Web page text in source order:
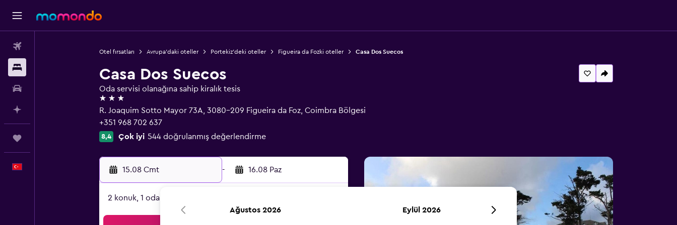
Otel fırsatları Avrupa'daki oteller Portekiz'deki oteller Figueira da Fozki oteller Casa Dos Suecos
Casa Dos Suecos
Oda servisi olanağına sahip kiralık tesis
3 yıldız
R. Joaquim Sotto Mayor 73A, 3080-209 Figueira da Foz, Coimbra Bölgesi
+351 968 702 637
8,4 Çok iyi 544 doğrulanmış değerlendirme
15.08 Cmt - 16.08 Paz
2 konuk, 1 oda
Ağustos 2026 Eylül 2026